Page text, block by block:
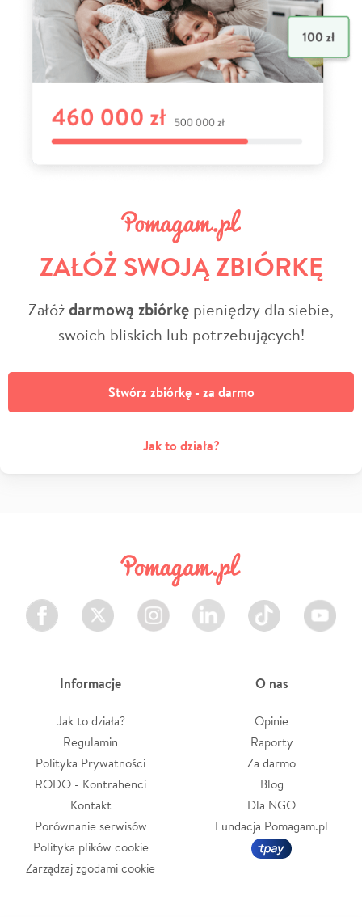
ZAŁÓŻ SWOJĄ ZBIÓRKĘ
Załóżdarmową zbiórkę pieniędzy dla siebie,
swoich bliskich lub potrzebujących!
Stwórz zbiórkę - za darmo
Jak to działa?
Facebook Twitter Instagram LinkedIn TikTok Youtube
Informacje
Jak to działa?
Regulamin
Polityka Prywatności
RODO - Kontrahenci
Kontakt
Porównanie serwisów
Polityka plików cookie
Zarządzaj zgodami cookie
O nas
Opinie
Raporty
Za darmo
Blog
Dla NGO
Fundacja Pomagam.pl